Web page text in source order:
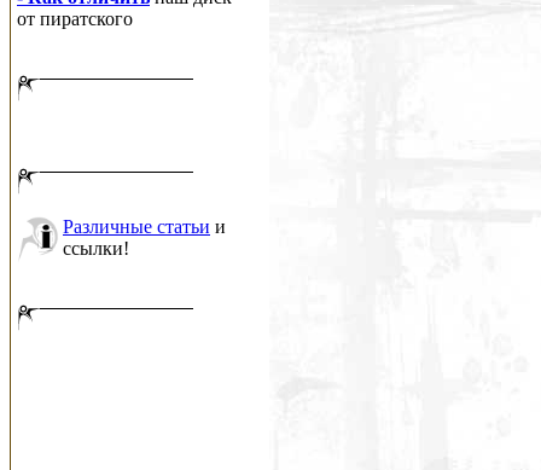
от пиратского
Различные статьи и
ссылки!